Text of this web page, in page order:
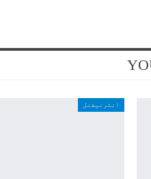
انٹرنیشنل